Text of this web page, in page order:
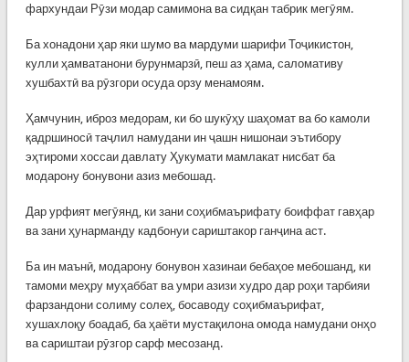
фархундаи Рӯзи модар самимона ва сидқан табрик мегӯям.
Ба хонадони ҳар яки шумо ва мардуми шарифи Тоҷикистон,
кулли ҳамватанони бурунмарзӣ, пеш аз ҳама, саломативу
хушбахтӣ ва рӯзгори осуда орзу менамоям.
Ҳамчунин, иброз медорам, ки бо шукӯҳу шаҳомат ва бо камоли
қадршиносӣ таҷлил намудани ин ҷашн нишонаи эътибору
эҳтироми хоссаи давлату Ҳукумати мамлакат нисбат ба
модарону бонувони азиз мебошад.
Дар урфият мегӯянд, ки зани соҳибмаърифату боиффат гавҳар
ва зани ҳунарманду кадбонуи сариштакор ганҷина аст.
Ба ин маънӣ, модарону бонувон хазинаи бебаҳое мебошанд, ки
тамоми меҳру муҳаббат ва умри азизи худро дар роҳи тарбияи
фарзандони солиму солеҳ, босаводу соҳибмаърифат,
хушахлоқу боадаб, ба ҳаёти мустақилона омода намудани онҳо
ва сариштаи рӯзгор сарф месозанд.